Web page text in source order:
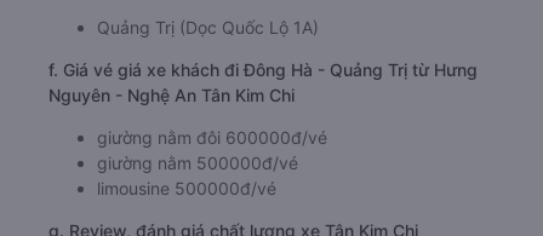
Cây xăng 28 (Vinh)
e. Các điểm trả khách của nhà xe Tân Kim Chi
f. Giá vé giá xe khách đi Đông Hà - Quảng Trị từ Hưng
Nguyên - Nghệ An Tân Kim Chi
giường nằm đôi 600000đ/vé